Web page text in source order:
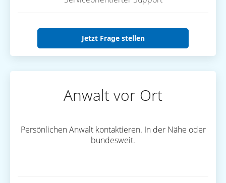
Jetzt Frage stellen
Anwalt vor Ort
Persönlichen Anwalt kontaktieren. In der Nähe oder
bundesweit.